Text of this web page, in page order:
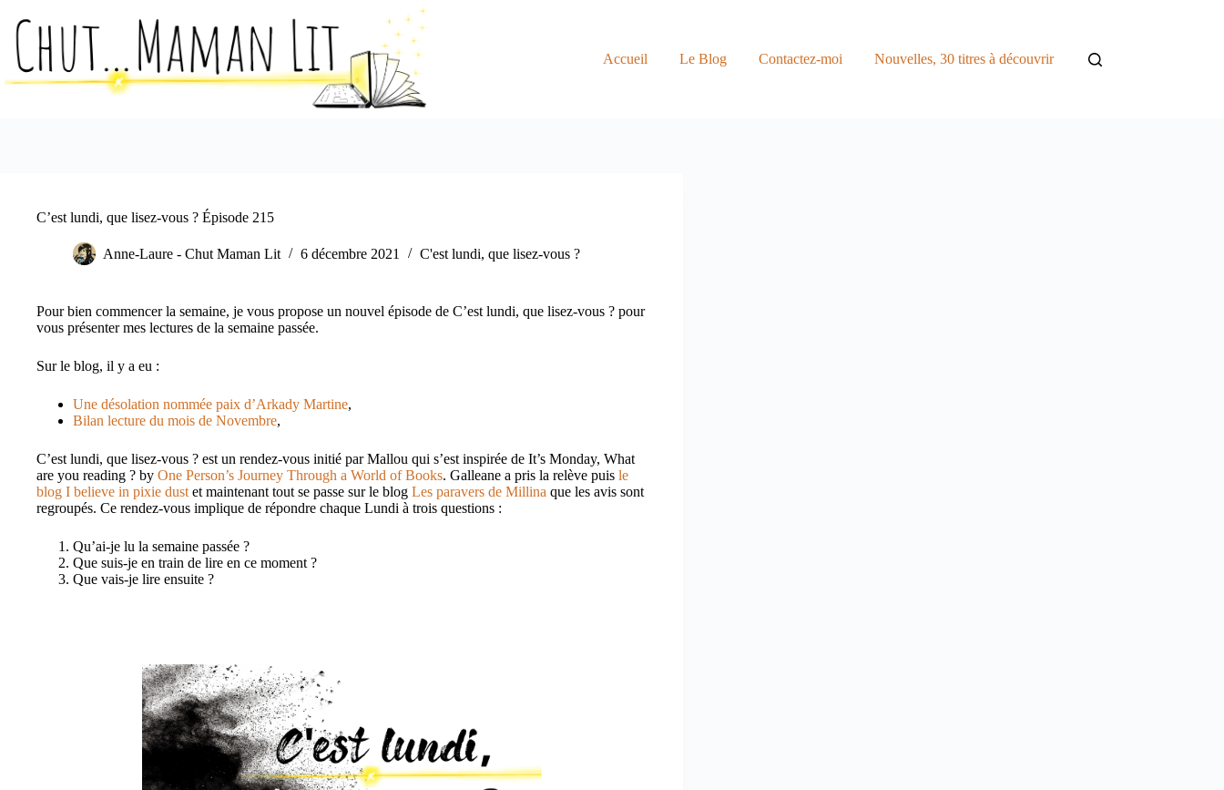
contenu
Accueil
Le Blog Contactez-moi Nouvelles, 30 titres à découvrir
C’est lundi, que lisez-vous ? Épisode 215
Anne-Laure - Chut Maman Lit 6 décembre 2021 C'est lundi, que lisez-vous ?
Pour bien commencer la semaine, je vous propose un nouvel épisode de C’est lundi, que lisez-vous ? pour
vous présenter mes lectures de la semaine passée.
Sur le blog, il y a eu :
Une désolation nommée paix d’Arkady Martine,
Bilan lecture du mois de Novembre,
C’est lundi, que lisez-vous ? est un rendez-vous initié par Mallou qui s’est inspirée de It’s Monday, What
are you reading ? by One Person’s Journey Through a World of Books. Galleane a pris la relève puis le
blog I believe in pixie dust et maintenant tout se passe sur le blog Les paravers de Millina que les avis sont
regroupés. Ce rendez-vous implique de répondre chaque Lundi à trois questions :
Qu’ai-je lu la semaine passée ?
Que suis-je en train de lire en ce moment ?
Que vais-je lire ensuite ?